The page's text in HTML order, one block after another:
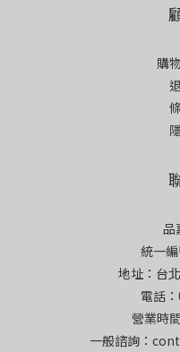
購
品
統一
地址：台
電話
營業時
一般諮詢：